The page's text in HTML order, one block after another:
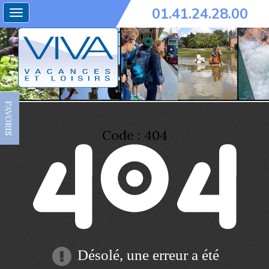
Toggle
navigation
01.41.24.28.00
FAVORIS Code : 404
Désolé, une erreur a été